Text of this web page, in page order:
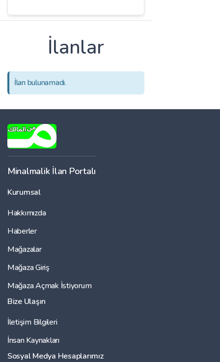
İlanlar
İlan bulunamadı.
Minalmalik İlan Portalı
Kurumsal
Hakkımızda
Haberler
Mağazalar
Mağaza Giriş
Mağaza Açmak İstiyorum
Bize Ulaşın
İletişim Bilgileri
İnsan Kaynakları
Sosyal Medya Hesaplarımız